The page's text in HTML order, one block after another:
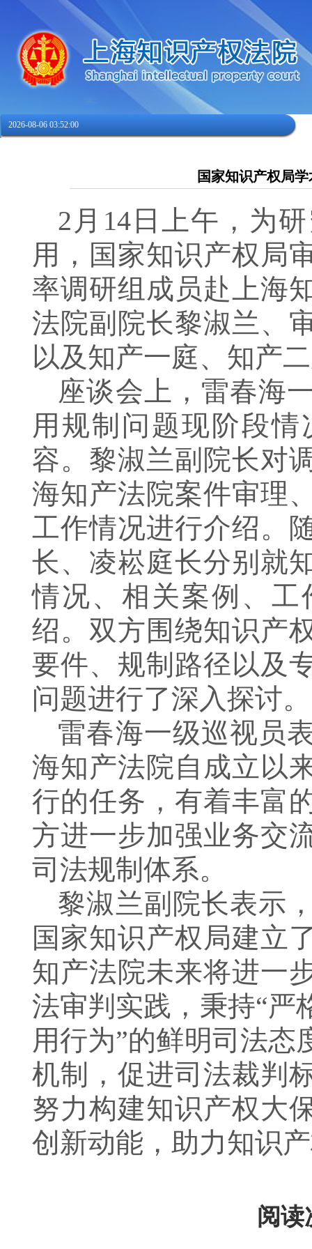
2026-08-06 03:52:00
国家知识产权局
2 月 14日 上午 ， 为
用，国家知识产权局
率调研组成员赴上海
法院副院长黎淑兰、
以及知产一庭、知产
座谈会上，雷春海
用规制问题现阶段
容。黎淑兰副院长对
海知产法院案件审理
工作情况进行介绍。
长、凌崧庭长分别就
情况、相关案例、
绍。双方围绕知识产
要件、规制路径以及
问题进行了深入探讨。
雷春海一级巡视员
海知产法院自成立以
行的任务，有着丰富
方进一步加强业务交
司法规制体系。
黎淑兰副院长表示
国家知识产权局建立
知产法院未来将进一
法审判实践，秉持“严
用行为”的鲜明司法态
机制，促进司法裁判
努力构建知识产权大
创新动能，助力知识
阅读